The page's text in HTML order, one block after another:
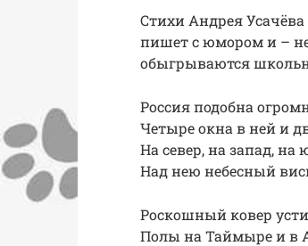
Стихи Андрея
пишет с юмором и –
обыгрываются
Россия подобна
Четыре окна в ней и
На север, на запад, на
Над нею небесный
Роскошный ковер
Полы на Таймыре и в